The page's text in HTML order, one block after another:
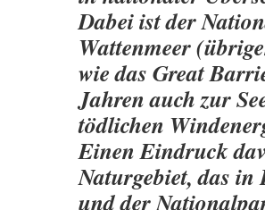
Dabei ist der
Wattenmeer
wie das Great
Jahren auch zur
tödlichen
Einen Eindruck
Naturgebiet, das
und der